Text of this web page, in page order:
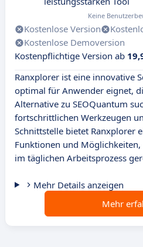
Keine
Kostenlose Version
Kostenlose Demoversion
Kostenpflichtige Version ab
Ranxplorer ist eine innovative
optimal für Anwender eignet,
Alternative zu SEOQuantum
fortschrittlichen Werkzeugen
Schnittstelle bietet Ranxplorer
Funktionen und
im täglichen Arbeitsprozess
Mehr Details anzeigen
Mehr